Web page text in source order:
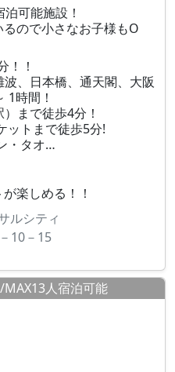
可能施設！
ので小さなお子様もO
！！
、日本橋、通天閣、大阪
1時間！
まで徒歩4分！
ットまで徒歩5分!
・タオ…
楽しめる！！
ルシティ
10－15
人宿泊可能